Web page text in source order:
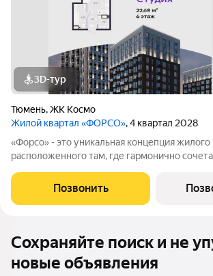
3D-тур
Тюмень,ЖК Космо
Жилой квартал «ФОРСО», 4 квартал 2028
«Форсо» - это уникальная концепция жилого
расположенного там, где гармонично
района Алебашево позволяет жить в
наслаждаться живописными видами
Позвонить
Сохраняйте поиск и не
новые объявления